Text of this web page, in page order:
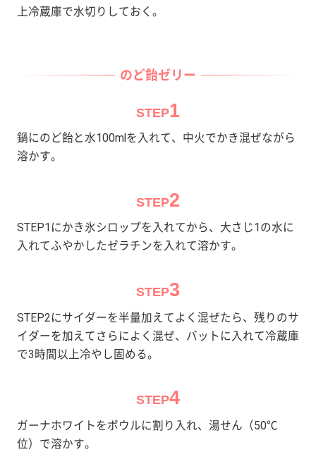
上冷蔵庫で水切りしておく。
のど飴ゼリー
STEP1
鍋にのど飴と水100mlを入れて、中火でかき混ぜながら
溶かす。
STEP2
STEP1にかき氷シロップを入れてから、大さじ1の水に
入れてふやかしたゼラチンを入れて溶かす。
STEP3
STEP2にサイダーを半量加えてよく混ぜたら、残りのサ
イダーを加えてさらによく混ぜ、バットに入れて冷蔵庫
で3時間以上冷やし固める。
STEP4
ガーナホワイトをボウルに割り入れ、湯せん（50℃
位）で溶かす。